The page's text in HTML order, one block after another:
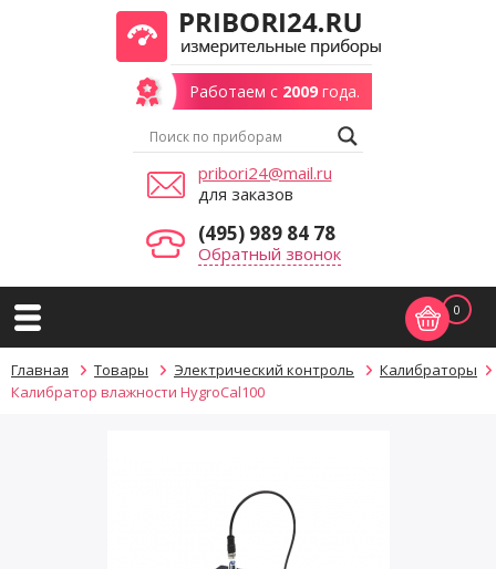
Работаем с 2009года.
pribori24@mail.ru
для заказов
(495) 989 84 78
Обратный звонок
0
Главная Товары Электрический контроль
Калибраторы
Калибратор влажности HygroCal100